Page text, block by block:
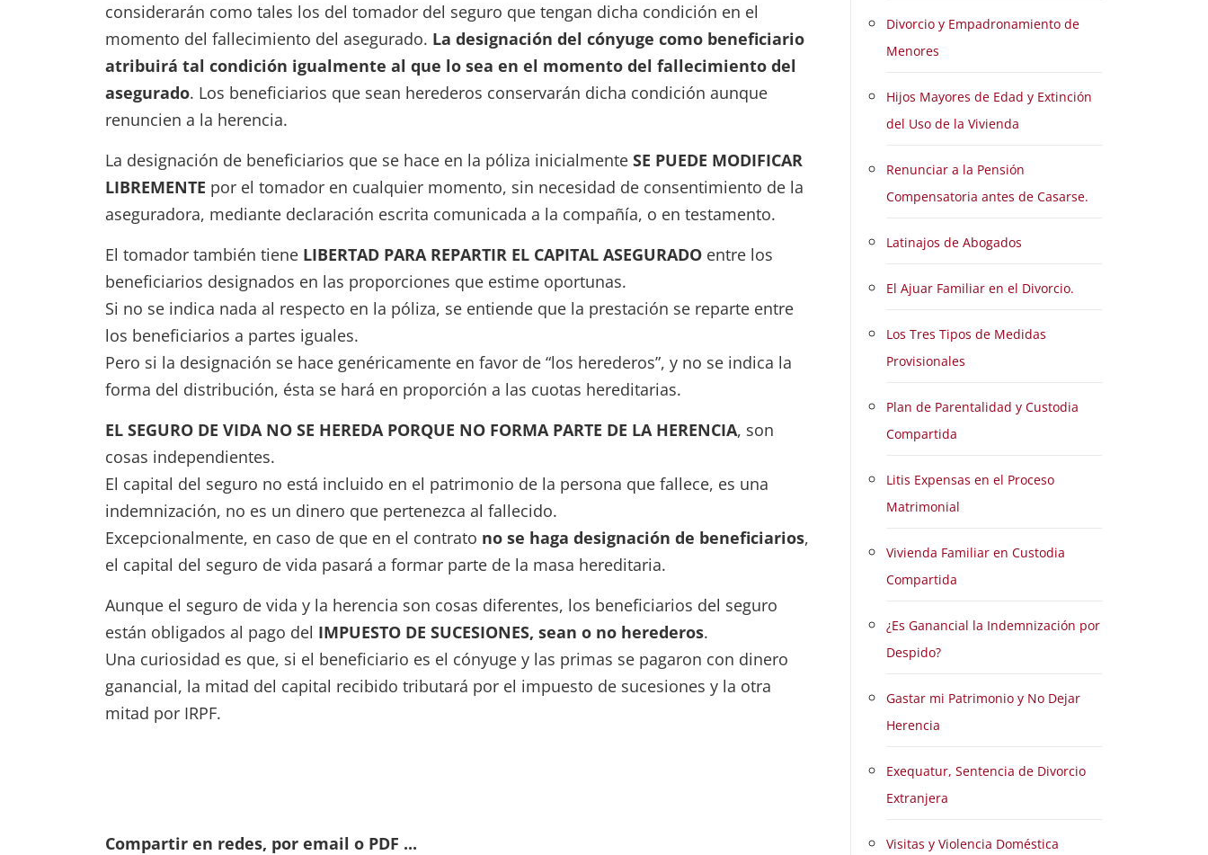
considerarán como tales los del tomador del seguro que tengan dicha condición en el
momento del fallecimiento del asegurado. La designación del cónyuge como beneficiario
atribuirá tal condición igualmente al que lo sea en el momento del fallecimiento del
asegurado. Los beneficiarios que sean herederos conservarán dicha condición aunque
renuncien a la herencia.
La designación de beneficiarios que se hace en la póliza inicialmente SE PUEDE MODIFICAR
LIBREMENTE por el tomador en cualquier momento, sin necesidad de consentimiento de la
aseguradora, mediante declaración escrita comunicada a la compañía, o en testamento.
El tomador también tiene LIBERTAD PARA REPARTIR EL CAPITAL ASEGURADO entre los
beneficiarios designados en las proporciones que estime oportunas.
Si no se indica nada al respecto en la póliza, se entiende que la prestación se reparte entre
los beneficiarios a partes iguales.
Pero si la designación se hace genéricamente en favor de “los herederos”, y no se indica la
forma del distribución, ésta se hará en proporción a las cuotas hereditarias.
EL SEGURO DE VIDA NO SE HEREDA PORQUE NO FORMA PARTE DE LA HERENCIA, son
cosas independientes.
El capital del seguro no está incluido en el patrimonio de la persona que fallece, es una
indemnización, no es un dinero que pertenezca al fallecido.
Excepcionalmente, en caso de que en el contrato no se haga designación de beneficiarios,
el capital del seguro de vida pasará a formar parte de la masa hereditaria.
Aunque el seguro de vida y la herencia son cosas diferentes, los beneficiarios del seguro
están obligados al pago del IMPUESTO DE SUCESIONES, sean o no herederos.
Una curiosidad es que, si el beneficiario es el cónyuge y las primas se pagaron con dinero
ganancial, la mitad del capital recibido tributará por el impuesto de sucesiones y la otra
mitad por IRPF.
Compartir en redes, por email o PDF ...
Divorcio y Empadronamiento de
Menores
Hijos Mayores de Edad y Extinción
del Uso de la Vivienda
Renunciar a la Pensión
Compensatoria antes de Casarse.
Latinajos de Abogados
El Ajuar Familiar en el Divorcio.
Los Tres Tipos de Medidas
Provisionales
Plan de Parentalidad y Custodia
Compartida
Litis Expensas en el Proceso
Matrimonial
Vivienda Familiar en Custodia
Compartida
¿Es Ganancial la Indemnización por
Despido?
Gastar mi Patrimonio y No Dejar
Herencia
Exequatur, Sentencia de Divorcio
Extranjera
Visitas y Violencia Doméstica